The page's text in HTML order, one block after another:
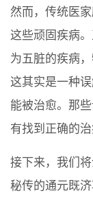
然而，传统医
这些顽固疾病
为五脏的疾病
这其实是一种
能被治愈。那
有找到正确的
接下来，我们
秘传的通元既